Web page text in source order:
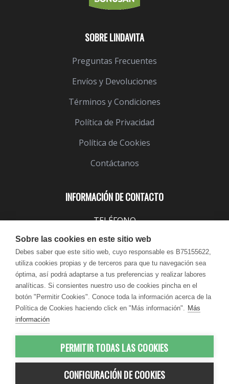
INFORMACIÓN DE CONTACTO
TELÉFONO
EMAIL
info@lindavita.com
HORARIO
Lun - Jue / 9:00 - 18:30
Vie / 9:00 - 17:30
SOBRE LINDAVITA
Preguntas Frecuentes
Envíos y Devoluciones
Términos y Condiciones
Política de Privacidad
Política de Cookies
Contáctanos
© 2012-2026 LindaVita - Todos los
derechos reservados
Sobre las cookies en este sitio web
Debes saber que este sitio web, cuyo responsable es B75155622,
utiliza cookies propias y de terceros para que tu navegación sea
óptima, así podrá adaptarse a tus preferencias y realizar labores
analíticas. Si consientes nuestro uso de cookies pincha en el
botón "Permitir Cookies". Conoce toda la información acerca de la
Política de Cookies haciendo click en "Más información". Más
información
PERMITIR TODAS LAS COOKIES
CONFIGURACIÓN DE COOKIES